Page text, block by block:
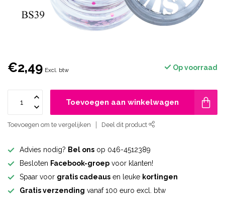
€2,49 Excl. btw Op voorraad
Toevoegen aan winkelwagen
Toevoegen om te vergelijken Deel dit product
Advies nodig? Bel ons op 046-4512389
Besloten Facebook-groep voor klanten!
Spaar voor gratis cadeaus en leuke kortingen
Gratis verzending vanaf 100 euro excl. btw